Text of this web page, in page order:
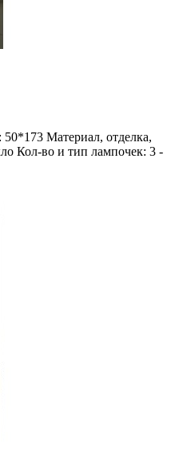
Материал, отделка,
Кол-во и тип лампочек: 3 -